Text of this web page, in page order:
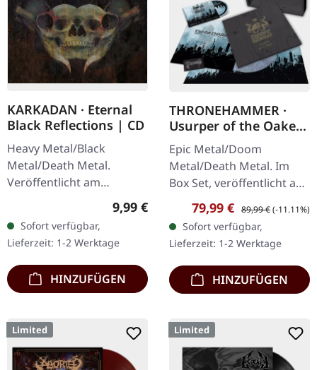
KARKADAN · Eternal
Black Reflections | CD
Heavy Metal/Black
Metal/Death Metal.
Veröffentlicht am
19.01.2002, auf Supreme
Chaos Records. CD im
Jewelcase. Neuauflage mit
neuem Artwork,…
Regulärer Preis:
9,99 €
Sofort verfügbar,
Lieferzeit: 1-2 Werktage
HINZUFÜGEN
THRONEHAMMER ·
Usurper of the Oaken
Throne | WOODEN LP
BOX SET
Epic Metal/Doom
Metal/Death Metal. Im
Box Set, veröffentlicht am
08.03.2024, auf Supreme
Chaos Records. Ultra
schwere, handgearbeitete
Holzbox mit…
Verkaufspreis:
79,99 € Regulärer Preis:
89,99 €(-11.11%)
Sofort verfügbar,
Lieferzeit: 1-2 Werktage
HINZUFÜGEN
Limited Limited